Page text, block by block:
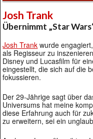
Josh Trank
Übernimmt „Star
Josh Trank wurde
als Regisseur zu
Disney und Lucasfilm für
eingestellt, die sich auf die
fokussieren.
Der 29-Jährige sagt über
Universums hat meine
diese Erfahrung auch für
zu erweitern, sei ein